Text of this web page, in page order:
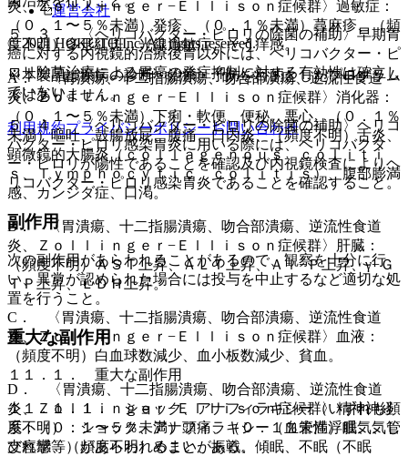
炎、Ｚｏｌｌｉｎｇｅｒ−Ｅｌｌｉｓｏｎ症候群〉過敏症：
（０．１〜５％未満）発疹、（０．１％未満）蕁麻疹、（頻
度不明）多形紅斑、光線過敏症、そう痒感。
A． 〈胃潰瘍、十二指腸潰瘍、吻合部潰瘍、逆流性食道
炎、Ｚｏｌｌｉｎｇｅｒ−Ｅｌｌｉｓｏｎ症候群〉消化器：
（０．１〜５％未満）下痢・軟便、便秘、悪心、（０．１％
未満）嘔吐、鼓腸放屁、腹痛、口内炎、（頻度不明）舌炎、
顕微鏡的大腸炎（ｃｏｌｌａｇｅｎｏｕｓ ｃｏｌｉｔｉ
ｓ、ｌｙｍｐｈｏｃｙｔｉｃ ｃｏｌｉｔｉｓ）、腹部膨満
感、カンジダ症、口渇。
B． 〈胃潰瘍、十二指腸潰瘍、吻合部潰瘍、逆流性食道
炎、Ｚｏｌｌｉｎｇｅｒ−Ｅｌｌｉｓｏｎ症候群〉肝臓：
（頻度不明）ＡＳＴ上昇、ＡＬＴ上昇、Ａｌ−Ｐ上昇、γ−Ｇ
ＴＰ上昇、ＬＤＨ上昇。
C． 〈胃潰瘍、十二指腸潰瘍、吻合部潰瘍、逆流性食道
炎、Ｚｏｌｌｉｎｇｅｒ−Ｅｌｌｉｓｏｎ症候群〉血液：
（頻度不明）白血球数減少、血小板数減少、貧血。
D． 〈胃潰瘍、十二指腸潰瘍、吻合部潰瘍、逆流性食道
炎、Ｚｏｌｌｉｎｇｅｒ−Ｅｌｌｉｓｏｎ症候群〉精神神経
系：（０．１〜５％未満）頭痛、（０．１％未満）眠気、し
びれ感、（頻度不明）めまい、振戦、傾眠、不眠（不眠
５．３． 〈ヘリコバクター・ピロリの除菌の補助〉早期胃
癌に対する内視鏡的治療後胃以外には、ヘリコバクター・ピ
ロリ除菌治療による胃癌の発症抑制に対する有効性は確立し
ていない。
５．４． 〈ヘリコバクター・ピロリの除菌の補助〉ヘリコ
バクター・ピロリ感染胃炎に用いる際には、ヘリコバクタ
ー・ピロリが陽性であることを確認及び内視鏡検査によりヘ
リコバクター・ピロリ感染胃炎であることを確認すること。
副作用
次の副作用があらわれることがあるので、観察を十分に行
い、異常が認められた場合には投与を中止するなど適切な処
置を行うこと。
重大な副作用
１１．１． 重大な副作用
１１．１．１． ショック、アナフィラキシー（いずれも頻
度不明）：ショック、アナフィラキシー（血管性浮腫、気管
支痙攣等）があらわれることがある。
運営会社
© 2021 HOKUTO Inc. All rights reserved.
※本製品は疾病の診断・治療・予防を目的としたプログラム
ではありません。
利用規約プライバシーポリシーお問い合わせ